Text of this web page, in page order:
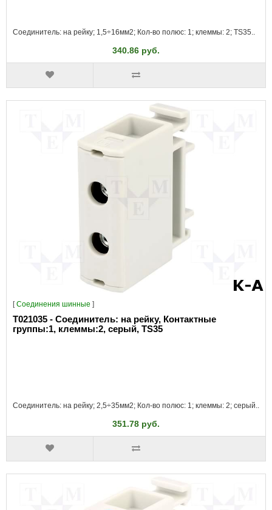
Соединитель: на рейку; 1,5÷16мм2; Кол-во полюс: 1; клеммы: 2; TS35..
340.86 руб.
[Соединения шинные ]
T021035 - Соединитель: на рейку, Контактные
группы:1, клеммы:2, серый, TS35
Соединитель: на рейку; 2,5÷35мм2; Кол-во полюс: 1; клеммы: 2; серый..
351.78 руб.